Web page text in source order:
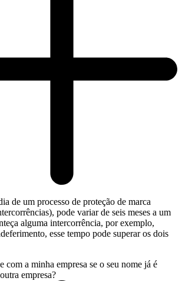
de um processo de proteção de marca
pode variar de seis meses a um
alguma intercorrência, por exemplo,
esse tempo pode superar os dois
com a minha empresa se o seu nome já é
empresa?